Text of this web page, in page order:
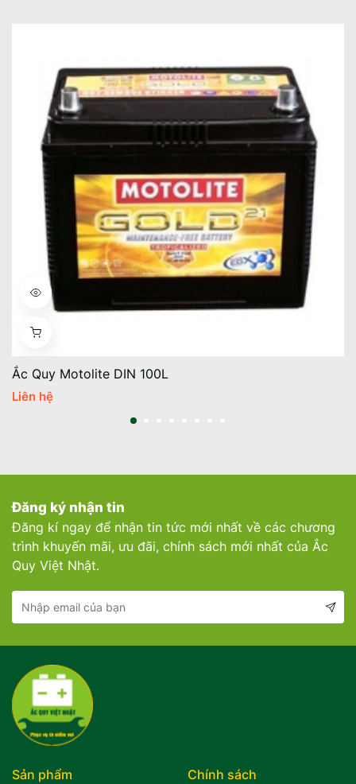
Ắc Quy Motolite DIN 100L
Liên hệ
Đăng ký nhận tin
Đăng kí ngay để nhận tin tức mới nhất về các chương
trình khuyến mãi, ưu đãi, chính sách mới nhất của Ắc
Quy Việt Nhật.
Sản phẩm Chính sách